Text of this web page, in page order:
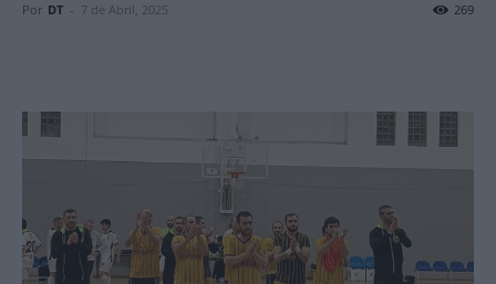
Por DT - 7 de Abril, 2025 269